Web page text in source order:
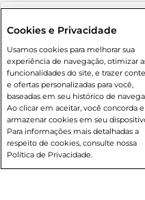
Rio de Janeiro (RJ)
Caso queira comprar
suas compras:
Entrega em casa
Adolescente). Preços e
prévio. O valor mínimo
80,00.
© 2026
Cookies e Privacidade
Usamos cookies para melhorar sua
experiência de navegação, otimizar
funcionalidades do site, e trazer
e ofertas personalizadas para você,
baseadas em seu histórico de
Ao clicar em aceitar, você concorda
armazenar cookies em seu
Para informações mais detalhadas a
respeito de cookies, consulte nossa
Política de Privacidade.